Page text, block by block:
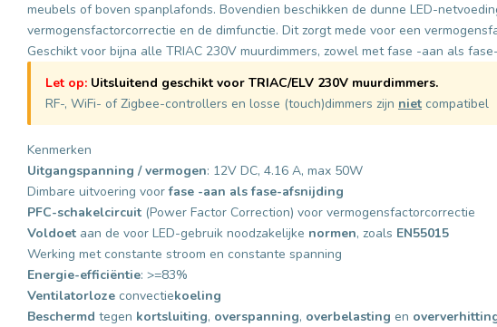
meubels of boven spanplafonds. Bovendien beschikken de dunne LED-
vermogensfactorcorrectie en de dimfunctie. Dit zorgt mede voor een
Geschikt voor bijna alle TRIAC 230V muurdimmers, zowel met fase -aan als
Let op: Uitsluitend geschikt voor TRIAC/ELV 230V muurdimmers.
RF-, WiFi- of Zigbee-controllers en losse (touch)dimmers zijn niet compatibel
Kenmerken
Uitgangspanning / vermogen: 12V DC, 4.16 A, max 50W
Dimbare uitvoering voorfase -aan als fase-afsnijding
PFC-schakelcircuit (Power Factor Correction) voor vermogensfactorcorrectie
Voldoet aan de voor LED-gebruik noodzakelijke normen, zoals EN55015
Werking met constante stroom en constante spanning
Energie-efficiëntie: >=83%
Ventilatorloze convectiekoeling
Beschermd tegen kortsluiting, overspanning, overbelasting en